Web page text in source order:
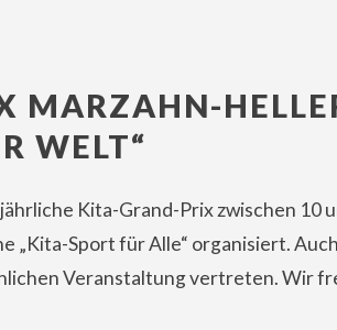
MARZAHN-
WELT“
Kita-Grand-Prix zwischen 10
„Kita-Sport für Alle“ organisiert.
Veranstaltung vertreten. Wir